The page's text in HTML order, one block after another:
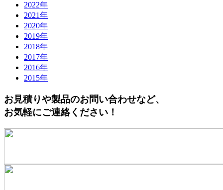
2022年
2021年
2020年
2019年
2018年
2017年
2016年
2015年
お見積りや製品のお問い合わせなど、
お気軽にご連絡ください！